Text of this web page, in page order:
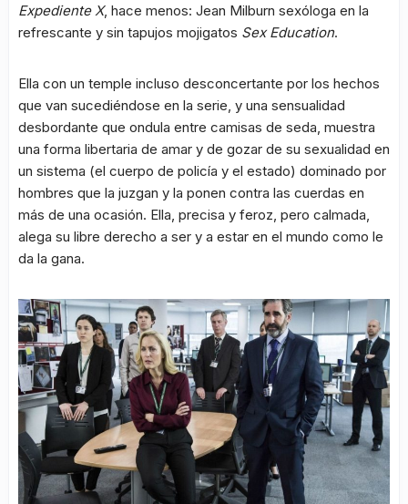
Expediente X, hace menos: Jean Milburn sexóloga en la
refrescante y sin tapujos mojigatos Sex Education.
Ella con un temple incluso desconcertante por los hechos
que van sucediéndose en la serie, y una sensualidad
desbordante que ondula entre camisas de seda, muestra
una forma libertaria de amar y de gozar de su sexualidad en
un sistema (el cuerpo de policía y el estado) dominado por
hombres que la juzgan y la ponen contra las cuerdas en
más de una ocasión. Ella, precisa y feroz, pero calmada,
alega su libre derecho a ser y a estar en el mundo como le
da la gana.